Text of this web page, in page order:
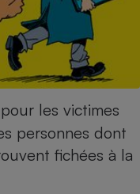
les victimes
personnes dont
fichées à la